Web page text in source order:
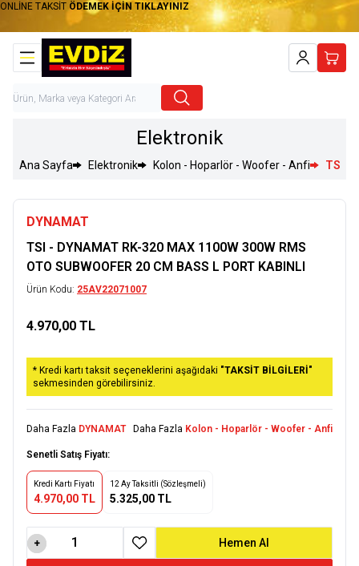
ONLİNE TAKSİT ÖDEMEK İÇİN TIKLAYINIZ
Hesabım
Elektronik
Ana Sayfa Elektronik Kolon - Hoparlör - Woofer - Anfi TSI -
DYNAMAT
TSI - DYNAMAT RK-320 MAX 1100W 300W RMS
OTO SUBWOOFER 20 CM BASS L PORT KABINLI
Ürün Kodu: 25AV22071007
4.970,00 TL
* Kredi kartı taksit seçeneklerini aşağıdaki "TAKSİT BİLGİLERİ"
sekmesinden görebilirsiniz.
Daha Fazla DYNAMAT Daha Fazla Kolon - Hoparlör - Woofer - Anfi
Senetli Satış Fiyatı:
Kredi Kartı Fiyatı
4.970,00 TL
12 Ay Taksitli (Sözleşmeli)
5.325,00 TL
Hemen Al
Favoriye Ekle